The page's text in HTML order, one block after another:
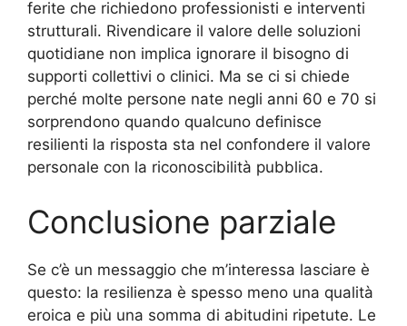
ferite che richiedono professionisti e interventi
strutturali. Rivendicare il valore delle soluzioni
quotidiane non implica ignorare il bisogno di
supporti collettivi o clinici. Ma se ci si chiede
perché molte persone nate negli anni 60 e 70 si
sorprendono quando qualcuno definisce
resilienti la risposta sta nel confondere il valore
personale con la riconoscibilità pubblica.
Conclusione parziale
Se c’è un messaggio che m’interessa lasciare è
questo: la resilienza è spesso meno una qualità
eroica e più una somma di abitudini ripetute. Le